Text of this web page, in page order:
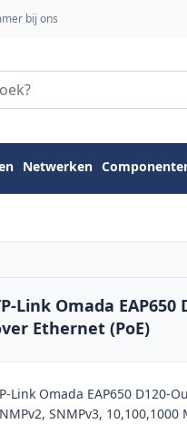
bij ons
Netwerken
Link Omada
Ethernet (PoE)
Link Omada EAP650 D120-
SNMPv3, 10,100,1000